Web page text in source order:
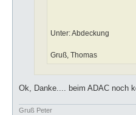
Unter: Abdeckung
Gruß, Thomas
Ok, Danke.... beim ADAC noch
Gruß Peter